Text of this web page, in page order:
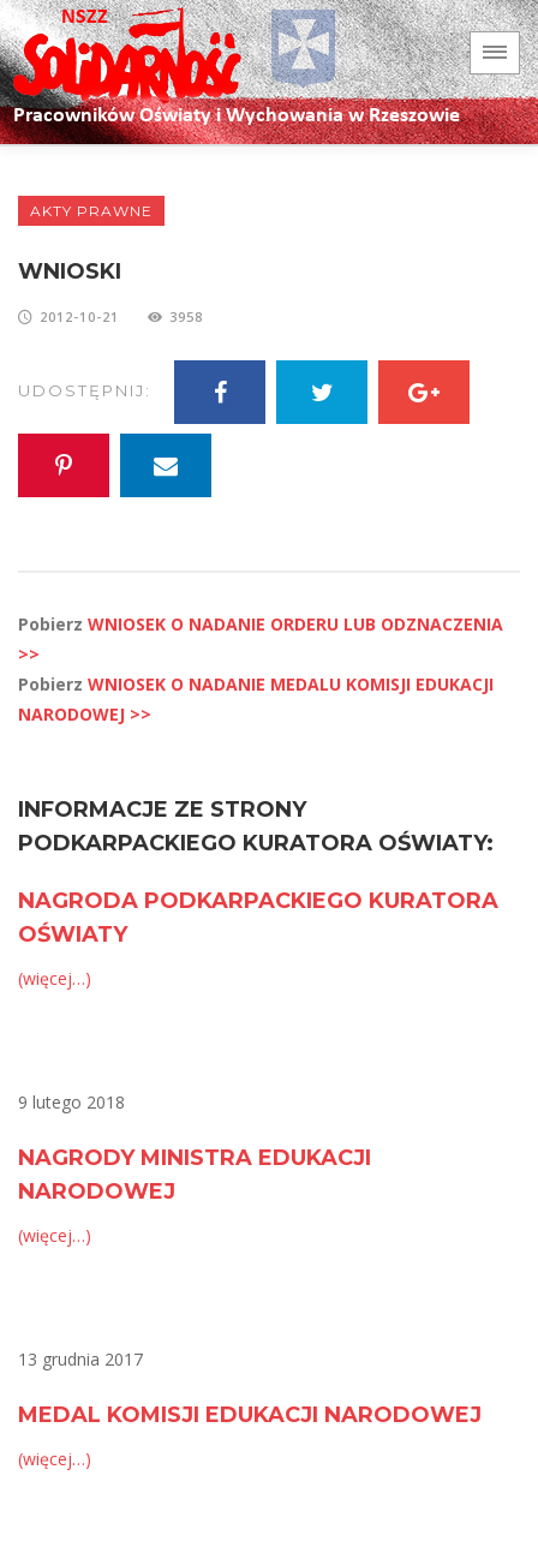
AKTY PRAWNE
WNIOSKI
2012-10-21 3958
UDOSTĘPNIJ:
Pobierz WNIOSEK O NADANIE ORDERU LUB ODZNACZENIA
>>
Pobierz WNIOSEK O NADANIE MEDALU KOMISJI EDUKACJI
NARODOWEJ >>
INFORMACJE ZE STRONY
PODKARPACKIEGO KURATORA OŚWIATY:
NAGRODA PODKARPACKIEGO KURATORA
OŚWIATY
(więcej…)
9 lutego 2018
NAGRODY MINISTRA EDUKACJI
NARODOWEJ
(więcej…)
13 grudnia 2017
MEDAL KOMISJI EDUKACJI NARODOWEJ
(więcej…)